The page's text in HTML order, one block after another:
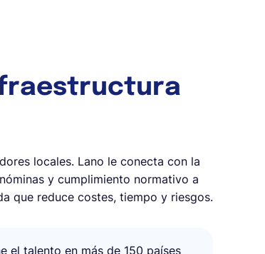
locales. Lano le conecta con la
y cumplimiento normativo a
que reduce costes, tiempo y riesgos.
el talento en más de 150 países